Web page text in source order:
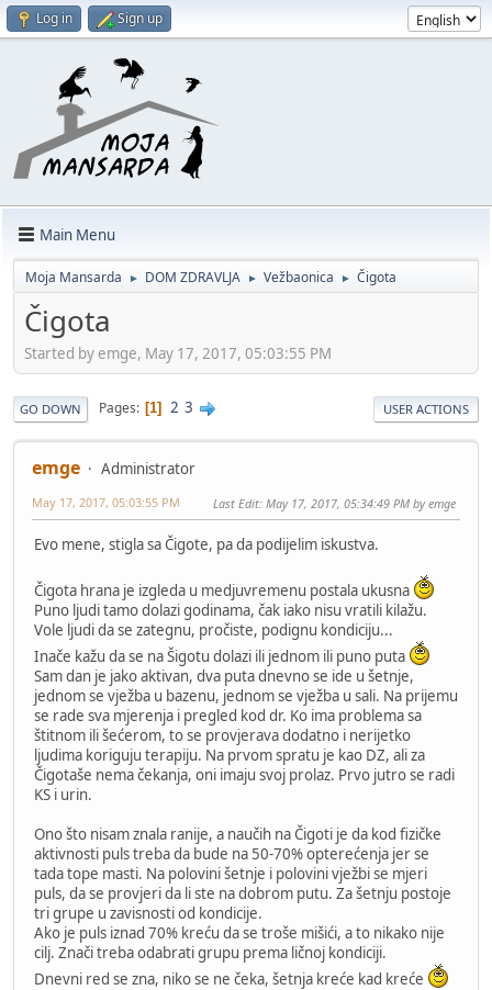
Log in Sign up
Main Menu
Moja Mansarda ► DOM ZDRAVLJA ► Vežbaonica ► Čigota
Čigota
Started by emge, May 17, 2017, 05:03:55 PM
GO DOWN Pages 1 2 3 USER ACTIONS
emge Administrator
May 17, 2017, 05:03:55 PM Last Edit: May 17, 2017, 05:34:49 PM by emge
Evo mene, stigla sa Čigote, pa da podijelim iskustva.
Čigota hrana je izgleda u medjuvremenu postala ukusna
Puno ljudi tamo dolazi godinama, čak iako nisu vratili kilažu.
Vole ljudi da se zategnu, pročiste, podignu kondiciju...
Inače kažu da se na Šigotu dolazi ili jednom ili puno puta
Sam dan je jako aktivan, dva puta dnevno se ide u šetnje,
jednom se vježba u bazenu, jednom se vježba u sali. Na prijemu
se rade sva mjerenja i pregled kod dr. Ko ima problema sa
štitnom ili šećerom, to se provjerava dodatno i nerijetko
ljudima koriguju terapiju. Na prvom spratu je kao DZ, ali za
Čigotaše nema čekanja, oni imaju svoj prolaz. Prvo jutro se radi
KS i urin.
Ono što nisam znala ranije, a naučih na Čigoti je da kod fizičke
aktivnosti puls treba da bude na 50-70% opterećenja jer se
tada tope masti. Na polovini šetnje i polovini vježbi se mjeri
puls, da se provjeri da li ste na dobrom putu. Za šetnju postoje
tri grupe u zavisnosti od kondicije.
Ako je puls iznad 70% kreću da se troše mišići, a to nikako nije
cilj. Znači treba odabrati grupu prema ličnoj kondiciji.
Dnevni red se zna, niko se ne čeka, šetnja kreće kad kreće